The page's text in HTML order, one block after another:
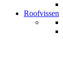
Roofvissen